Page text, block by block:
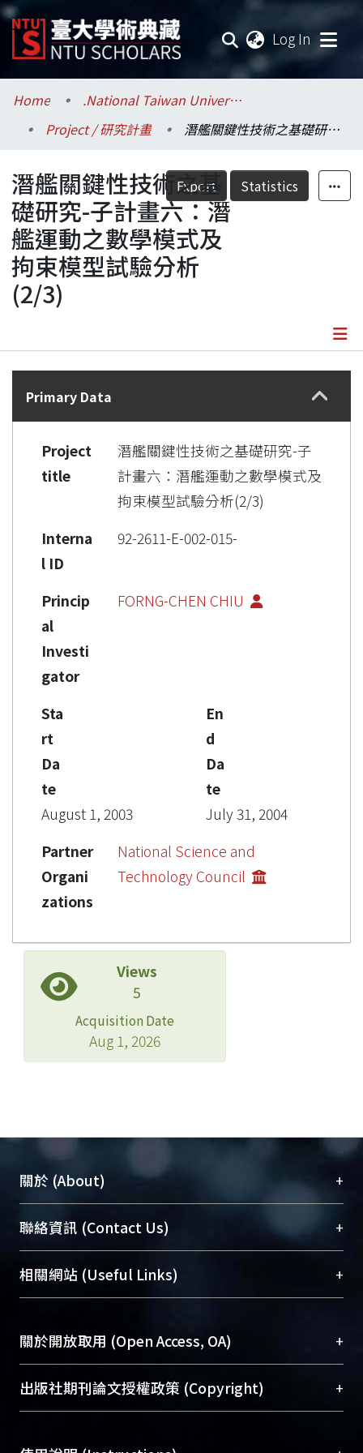
Log In
Communities & Collections
Research Outputs
Fundings & Projects
Researchers
Organizations
Statistics
Home
.National Taiwan University / 國立臺灣大學
Project / 研究計畫
潛艦關鍵性技術之基礎研究-子計畫六：潛艦運動之數學模式及拘束模型試驗分析(2/3)
Export Statistics
潛艦關鍵性技術之基
礎研究-子計畫六：潛
艦運動之數學模式及
拘束模型試驗分析
(2/3)
Details
Primary Data
Project
title
潛艦關鍵性技術之基礎研究-子
計畫六：潛艦運動之數學模式及
拘束模型試驗分析(2/3)
Interna
l ID
92-2611-E-002-015-
Princip
al
Investi
gator
FORNG-CHEN CHIU
Sta
rt
Da
te
August 1, 2003
En
d
Da
te
July 31, 2004
Partner
Organi
zations
National Science and
Technology Council
Views
5
Acquisition Date
Aug 1, 2026
關於 (About) +
臺大位居世界頂尖大學之列，為永久珍藏及向國際
展現本校豐碩的研究成果及學術能量，圖書館整合
機構典藏（NTUR）與學術庫（AH）不同功能平
台，成為臺大學術典藏NTU scholars。期能整合研
成果。
To permanently archive and promote researcher
profiles and scholarly works, Library integrates the
services of “NTU Repository” with “Academic
聯絡資訊 (Contact Us) +
總館學科館員(Main Library)
醫學圖書館學科館員(Medical Library)
Sciences Library)
相關網站 (Useful Links) +
關於開放取用 (Open Access, OA) +
開放取用是從使用者角度提升資訊取用性的社會運
動，應用在學術研究上是透過將研究著作公開供使
出版社期刊論文授權政策 (Copyright) +